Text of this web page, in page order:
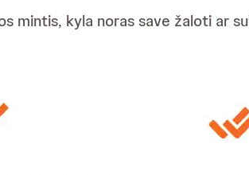
mintis, kyla noras save žaloti ar